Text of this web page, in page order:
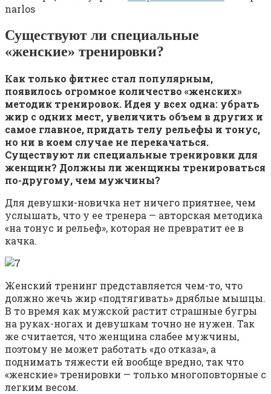
narlos
Существуют ли специальные
«женские» тренировки?
Как только фитнес стал популярным,
появилось огромное количество «женских»
методик тренировок. Идея у всех одна: убрать
жир с одних мест, увеличить объем в других и
самое главное, придать телу рельефы и тонус,
но ни в коем случае не перекачаться.
Существуют ли специальные тренировки для
женщин? Должны ли женщины тренироваться
по-другому, чем мужчины?
Для девушки-новичка нет ничего приятнее, чем
услышать, что у ее тренера — авторская методика
«на тонус и рельеф», которая не превратит ее в
качка.
Женский тренинг представляется чем-то, что
должно жечь жир «подтягивать» дряблые мышцы.
В то время как мужской растит страшные бугры
на руках-ногах и девушкам точно не нужен. Так
же считается, что женщина слабее мужчины,
поэтому не может работать «до отказа», а
поднимать тяжести ей вообще вредно, так что
«женские» тренировки — только многоповторные с
легким весом.